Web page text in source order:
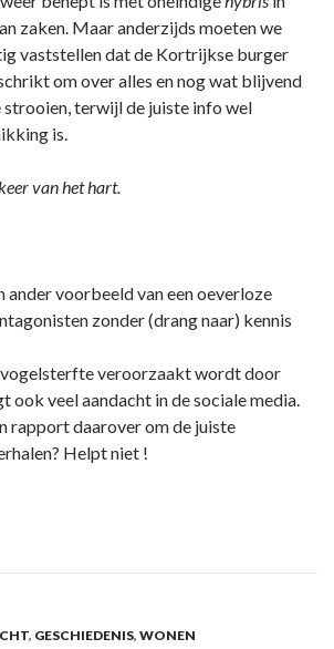
zaken. Maar anderzijds moeten we
vaststellen dat de Kortrijkse burger
om over alles en nog wat blijvend
terwijl de juiste info wel
is.
van het hart.
ander voorbeeld van een oeverloze
zonder (drang naar) kennis
vogelsterfte veroorzaakt wordt door
ook veel aandacht in de sociale media.
rapport daarover om de juiste
Helpt niet !
, GESCHIEDENIS, WONEN